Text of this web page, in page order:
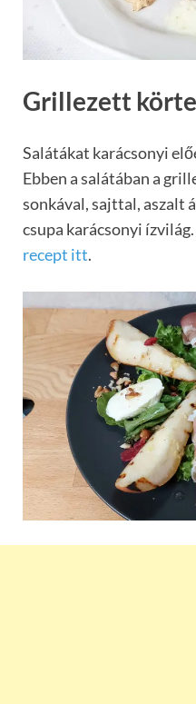
Grillezett
Salátákat karácsonyi
Ebben a salátában a
sonkával, sajttal, aszalt
csupa karácsonyi ízvilág.
recept itt.